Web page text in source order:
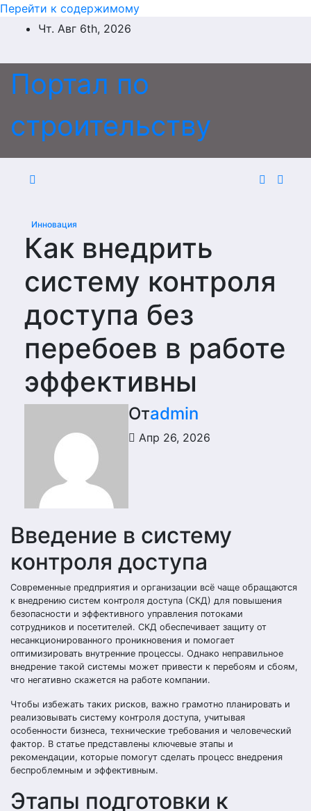
Перейти к содержимому
Чт. Авг 6th, 2026
Портал по
строительству
Инновация
Как внедрить
систему контроля
доступа без
перебоев в работе
эффективны
Отadmin
Апр 26, 2026
Введение в систему
контроля доступа
Современные предприятия и организации всё чаще обращаются
к внедрению систем контроля доступа (СКД) для повышения
безопасности и эффективного управления потоками
сотрудников и посетителей. СКД обеспечивает защиту от
несанкционированного проникновения и помогает
оптимизировать внутренние процессы. Однако неправильное
внедрение такой системы может привести к перебоям и сбоям,
что негативно скажется на работе компании.
Чтобы избежать таких рисков, важно грамотно планировать и
реализовывать систему контроля доступа, учитывая
особенности бизнеса, технические требования и человеческий
фактор. В статье представлены ключевые этапы и
рекомендации, которые помогут сделать процесс внедрения
беспроблемным и эффективным.
Этапы подготовки к